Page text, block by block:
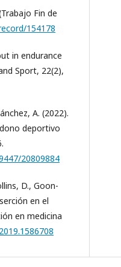
Fin de
154178
in endurance
Sport, 22(2),
A. (2022).
deportivo
20809884
D., Goon-
en el
en medicina